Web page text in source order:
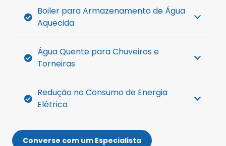
Boiler para Armazenamento de Água
Aquecida
Água Quente para Chuveiros e
Torneiras
Redução no Consumo de Energia
Elétrica
Converse com um Especialista